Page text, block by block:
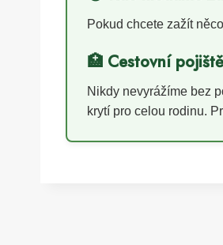
Pokud chcete zažít
🏥 Cestovní
Nikdy nevyrážíme bez
krytí pro celou rodinu.